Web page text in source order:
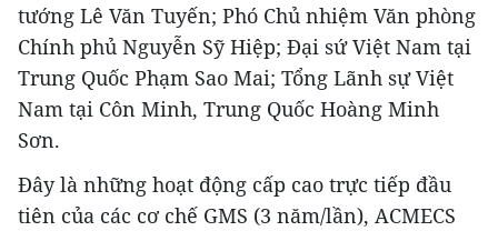
tướng Lê Văn Tuyến; Phó Chủ nhiệm Văn phòng
Chính phủ Nguyễn Sỹ Hiệp; Đại sứ Việt Nam tại
Trung Quốc Phạm Sao Mai; Tổng Lãnh sự Việt
Nam tại Côn Minh, Trung Quốc Hoàng Minh
Sơn.
Đây là những hoạt động cấp cao trực tiếp đầu
tiên của các cơ chế GMS (3 năm/lần), ACMECS